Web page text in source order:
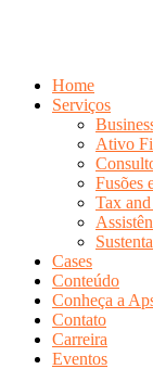
Home
Serviços
Ativo
Fusões
Tax
Cases
Conteúdo
Conheça a
Contato
Carreira
Eventos